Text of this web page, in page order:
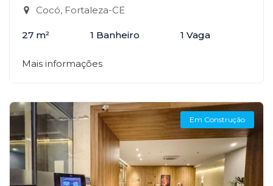
Cocó, Fortaleza-CE
27 m² 1 Banheiro 1 Vaga
Mais informações
Em Construção